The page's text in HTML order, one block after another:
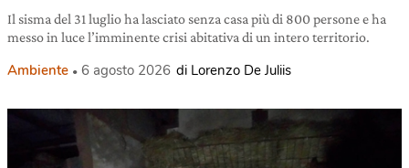
Il sisma del 31 luglio ha lasciato senza casa più di 800 persone e ha
messo in luce l’imminente crisi abitativa di un intero territorio.
Ambiente 6 agosto 2026 di Lorenzo De Juliis